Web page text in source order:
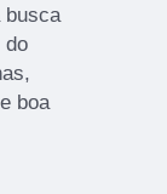
busca
do
boa